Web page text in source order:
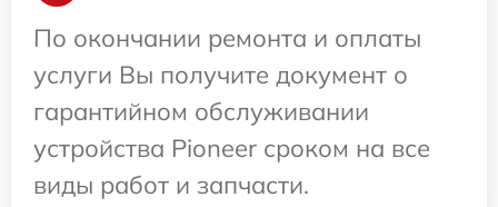
По окончании ремонта и оплаты
услуги Вы получите документ о
гарантийном обслуживании
устройства Pioneer сроком на все
виды работ и запчасти.